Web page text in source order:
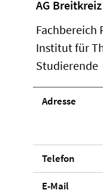
AG Breitkreiz
Fachbereich
Institut für
Studierende
Adresse
Telefon
E-Mail